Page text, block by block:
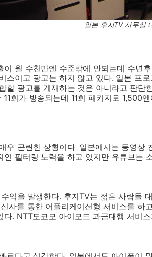
일본 후지TV 사무실
이 월 수천만엔 수준밖에 안되는데 수년
스이고 광고는 하지 않고 있다. 일본 프
할 광고를 게재하는 것은 아니라고 판
회가 방송되는데 11회 패키지로 1,500
우 곤란한 상황이다. 일본에서는 동영상
인 필터링 노력을 하고 있지만 유튜브는
익을 발생한다. 후지TV는 젊은 사람들
사를 통한 어플리케이션형 서비스를 하
다. NTT도코모 아이모드 과금대행 서비